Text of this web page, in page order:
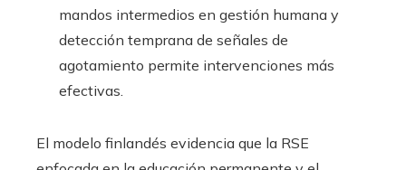
mandos intermedios en gestión humana y
detección temprana de señales de
agotamiento permite intervenciones más
efectivas.
El modelo finlandés evidencia que la RSE